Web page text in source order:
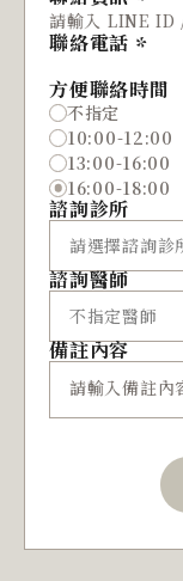
聯絡電話
方便聯絡時間
不指定
10:00-12:00
13:00-16:00
16:00-18:00
諮詢診所
諮詢醫師
備註內容